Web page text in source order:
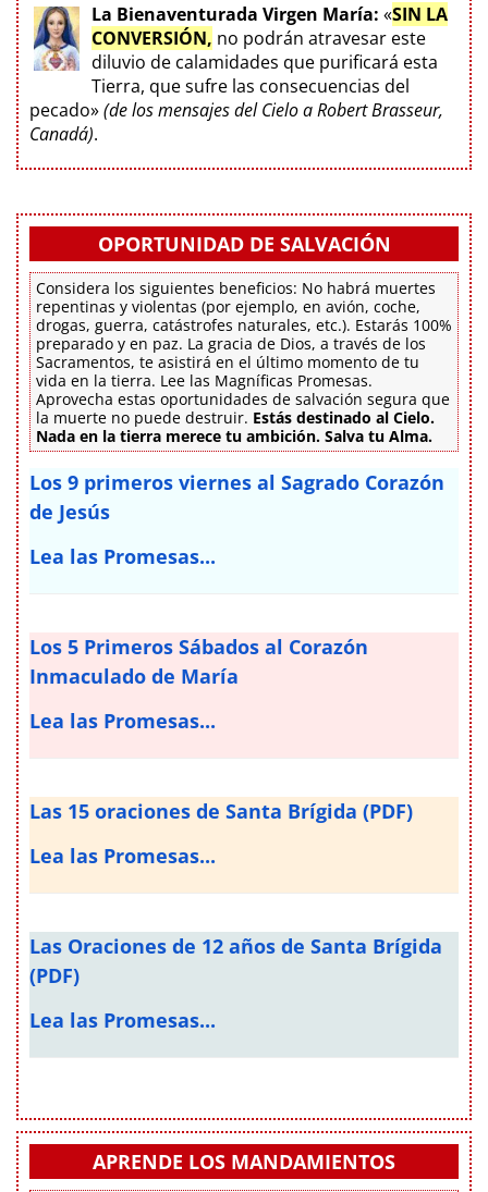
La Bienaventurada Virgen María: «SIN LA
CONVERSIÓN, no podrán atravesar este
diluvio de calamidades que purificará esta
Tierra, que sufre las consecuencias del
pecado»(de los mensajes del Cielo a Robert Brasseur,
Canadá).
OPORTUNIDAD DE SALVACIÓN
Considera los siguientes beneficios: No habrá muertes
repentinas y violentas (por ejemplo, en avión, coche,
drogas, guerra, catástrofes naturales, etc.). Estarás 100%
preparado y en paz. La gracia de Dios, a través de los
Sacramentos, te asistirá en el último momento de tu
vida en la tierra. Lee las Magníficas Promesas.
Aprovecha estas oportunidades de salvación segura que
la muerte no puede destruir. Estás destinado al Cielo.
Nada en la tierra merece tu ambición. Salva tu Alma.
Los 9 primeros viernes al Sagrado Corazón
de Jesús
Lea las Promesas...
Los 5 Primeros Sábados al Corazón
Inmaculado de María
Lea las Promesas...
Las 15 oraciones de Santa Brígida (PDF)
Lea las Promesas...
Las Oraciones de 12 años de Santa Brígida
(PDF)
Lea las Promesas...
APRENDE LOS MANDAMIENTOS